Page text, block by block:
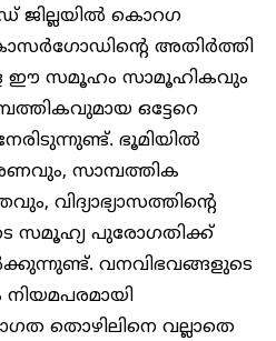
ജില്ലയിൽ കൊറഗ
അതി‍ർത്തി
ഈ സമൂഹം സാമൂഹികവും
ഒട്ടേറെ
ഭൂമിയിൽ
സാമ്പത്തിക
വിദ്യാഭ്യാസത്തിന്റെ
സമൂഹ്യ പുരോ​ഗതിക്ക്
വനവിഭവങ്ങളുടെ
തൊഴിലിനെ വല്ലാതെ